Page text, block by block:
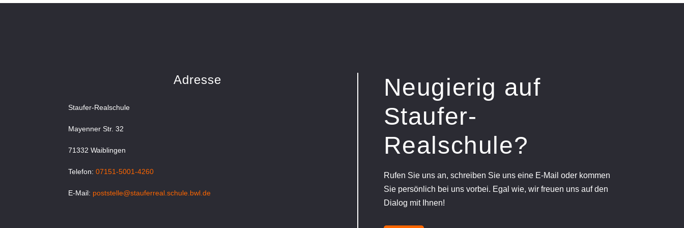
Adresse
Staufer-Realschule
Mayenner Str. 32
71332 Waiblingen
Telefon:07151-5001-4260
E-Mail: poststelle@stauferreal.schule.bwl.de
Neugierig auf
Staufer-
Realschule?
Rufen Sie uns an, schreiben Sie uns eine E-Mail oder kommen
Sie persönlich bei uns vorbei. Egal wie, wir freuen uns auf den
Dialog mit Ihnen!